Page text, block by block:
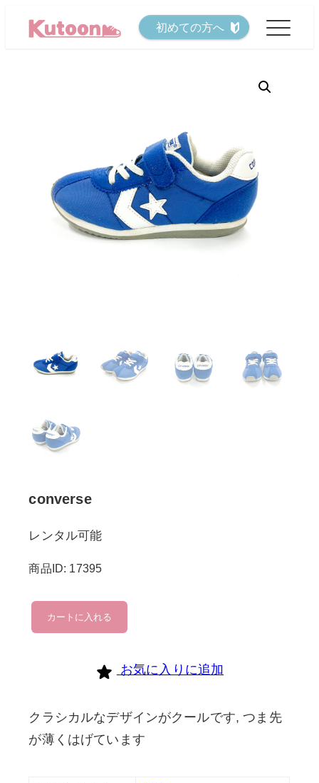
初めての方へ
converse
レンタル可能
商品ID: 17395
converse
個
カートに入れる
お気に入りに追加
クラシカルなデザインがクールです, つま先
が薄くはげています